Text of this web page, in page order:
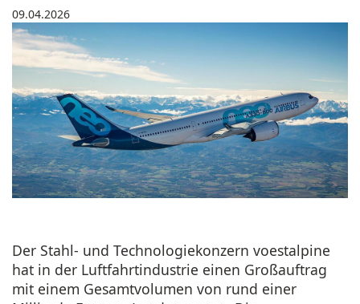
09.04.2026
Der Stahl- und Technologiekonzern voestalpine
hat in der Luftfahrtindustrie einen Großauftrag
mit einem Gesamtvolumen von rund einer